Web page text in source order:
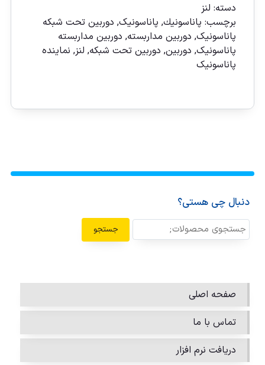
دسته: لنز
برچسب: پاناسونیك, پاناسونیک, دوربين تحت شبكه
پاناسونيک, دوربين مداربسته, دوربين مداربسته
پاناسونيک, دوربین, دوربین تحت شبكه, لنز, نماينده
پاناسونيک
دنبال چی هستی؟
جستجو
صفحه اصلی
تماس با ما
دریافت نرم افزار